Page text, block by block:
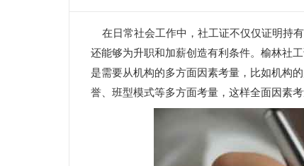
在日常社会工作中，社工证不仅仅证明持
还能够为升职和加薪创造有利条件。榆林社
是需要从机构的多方面因素考量，比如机构
誉、班型模式等多方面考量，这样全面因素